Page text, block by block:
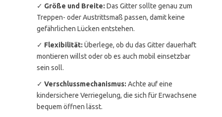
✓ Größe und Breite: Das Gitter sollte genau zum
Treppen- oder Austrittsmaß passen, damit keine
gefährlichen Lücken entstehen.
✓ Flexibilität: Überlege, ob du das Gitter dauerhaft
montieren willst oder ob es auch mobil einsetzbar
sein soll.
✓ Verschlussmechanismus: Achte auf eine
kindersichere Verriegelung, die sich für Erwachsene
bequem öffnen lässt.